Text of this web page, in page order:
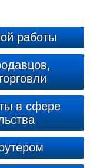
работы
в сфере